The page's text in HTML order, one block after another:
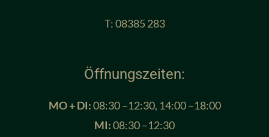
T:08385 283
Öffnungszeiten:
MO + DI:08:30 –12:30, 14:00 –18:00
MI:08:30 –12:30